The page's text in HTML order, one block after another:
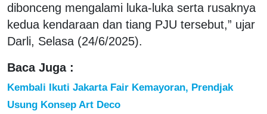
dibonceng mengalami luka-luka serta rusaknya
kedua kendaraan dan tiang PJU tersebut,” ujar
Darli, Selasa (24/6/2025).
Baca Juga :
Kembali Ikuti Jakarta Fair Kemayoran, Prendjak
Usung Konsep Art Deco